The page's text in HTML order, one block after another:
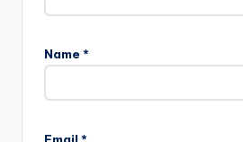
Name *